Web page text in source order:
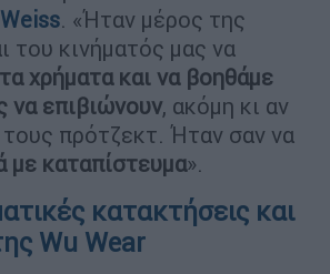
. «Ήταν μέρος της
του κινήματός μας να
χρήματα και να βοηθάμε
να επιβιώνουν, ακόμη κι αν
τους πρότζεκτ. Ήταν σαν να
με καταπίστευμα».
κατακτήσεις και
Wu Wear